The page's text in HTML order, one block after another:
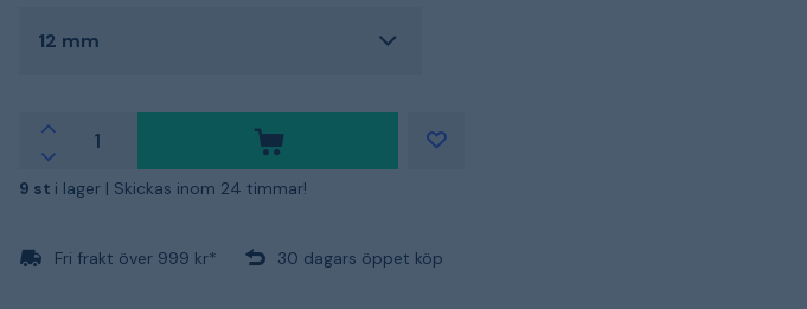
12 mm
9 st i lager | Skickas inom 24 timmar!
Fri frakt över 999 kr* 30 dagars öppet köp